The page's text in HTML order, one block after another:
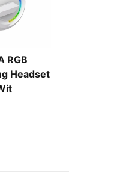
RGB
Headset